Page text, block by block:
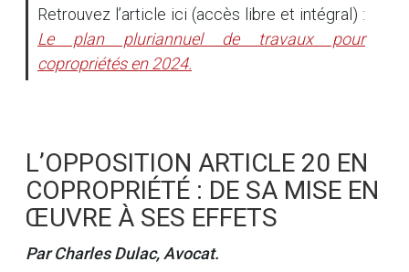
Retrouvez l’article ici (accès libre et intégral) :
Le plan pluriannuel de travaux pour
copropriétés en 2024.
L’OPPOSITION ARTICLE 20 EN
COPROPRIÉTÉ : DE SA MISE EN
ŒUVRE À SES EFFETS
Par Charles Dulac, Avocat.